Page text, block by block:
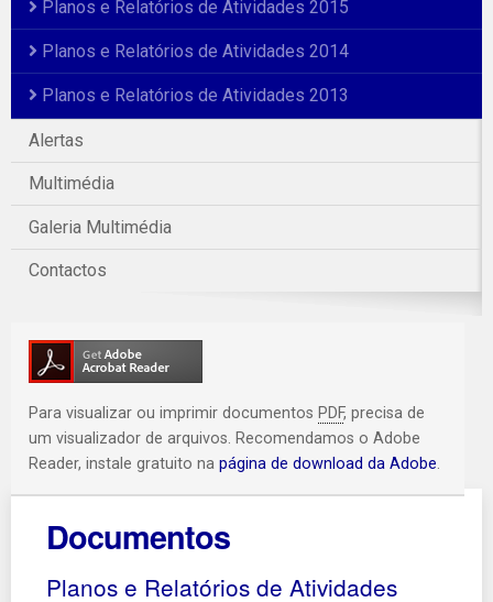
Planos e Relatórios de Atividades 2015
Planos e Relatórios de Atividades 2014
Planos e Relatórios de Atividades 2013
Alertas
Multimédia
Galeria Multimédia
Contactos
Para visualizar ou imprimir documentos PDF, precisa de
um visualizador de arquivos. Recomendamos o Adobe
Reader, instale gratuito na página de download da Adobe.
Documentos
Planos e Relatórios de Atividades